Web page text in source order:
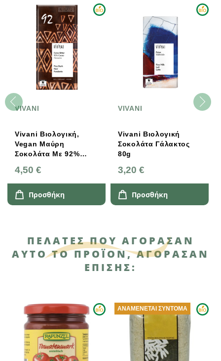
VIVANI
Vivani Βιολογική,
Vegan Μαύρη
Σοκολάτα Με 92%
4,50 €
Προσθήκη
VIVANI
Vivani Βιολογική
Σοκολάτα Γάλακτος
80g
3,20 €
Προσθήκη
ΠΕΛΆΤΕΣ ΠΟΥ ΑΓΌΡΑΣΑΝ
ΑΥΤΌ ΤΟ ΠΡΟΪΌΝ, ΑΓΌΡΑΣΑΝ
ΕΠΊΣΗΣ:
ΑΝΑΜΈΝΕΤΑΙ ΣΎΝΤΟΜΑ